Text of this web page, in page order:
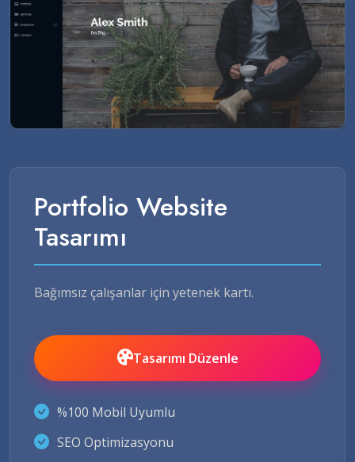
Portfolio Website
Tasarımı
Bağımsız çalışanlar için yetenek kartı.
Tasarımı Düzenle
%100 Mobil Uyumlu
SEO Optimizasyonu